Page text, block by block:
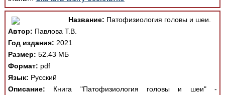
Название: Патофизиология головы и шеи.
Автор: Павлова Т.В.
Год издания: 2021
Размер: 52.43 МБ
Формат: pdf
Язык: Русский
Описание: Книга "Патофизиология головы и шеи" -